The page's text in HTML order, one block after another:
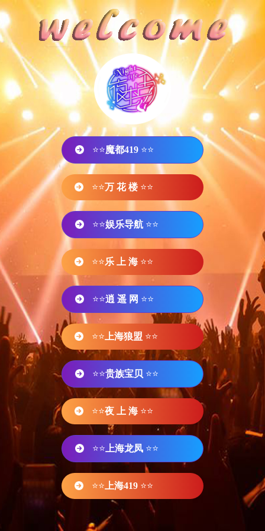
⭐⭐魔都419 ⭐⭐
⭐⭐万 花 楼 ⭐⭐
⭐⭐娱乐导航 ⭐⭐
⭐⭐乐 上 海 ⭐⭐
⭐⭐逍 遥 网 ⭐⭐
⭐⭐ 上海狼盟 ⭐⭐
⭐⭐贵族宝贝 ⭐⭐
⭐⭐夜 上 海 ⭐⭐
⭐⭐ 上海龙凤 ⭐⭐
⭐⭐ 上海419 ⭐⭐